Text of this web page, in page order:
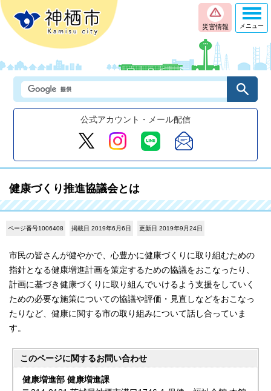
災害情報
公式アカウント・メール配信
メニュー
健康づくり推進協議会とは
ページ番号1006408 掲載日 2019年6月6日 更新日 2019年9月24日
市民の皆さんが健やかで、心豊かに健康づくりに取り組むための
指針となる健康増進計画を策定するための協議をおこなったり、
計画に基づき健康づくりに取り組んでいけるよう支援をしていく
ための必要な施策についての協議や評価・見直しなどをおこなっ
たりなど、健康に関する市の取り組みについて話し合っていま
す。
このページに関するお問い合わせ
健康増進部 健康増進課